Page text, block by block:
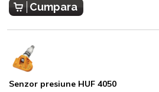
Cumpara
Senzor presiune HUF 4050